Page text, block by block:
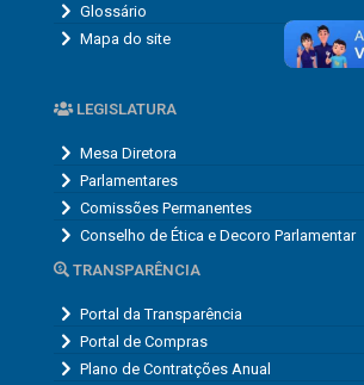
Glossário
Mapa do site
LEGISLATURA
Mesa Diretora
Parlamentares
Comissões Permanentes
Conselho de Ética e Decoro Parlamentar
TRANSPARÊNCIA
Portal da Transparência
Portal de Compras
Plano de Contratções Anual